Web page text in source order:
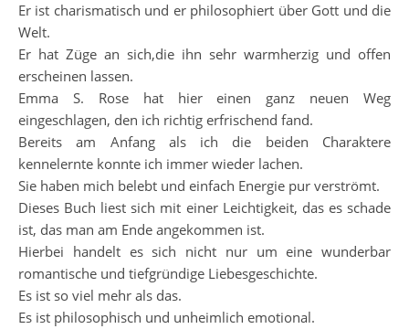
Er ist charismatisch und er philosophiert über Gott und die
Welt.
Er hat Züge an sich,die ihn sehr warmherzig und offen
erscheinen lassen.
Emma S. Rose hat hier einen ganz neuen Weg
eingeschlagen, den ich richtig erfrischend fand.
Bereits am Anfang als ich die beiden Charaktere
kennelernte konnte ich immer wieder lachen.
Sie haben mich belebt und einfach Energie pur verströmt.
Dieses Buch liest sich mit einer Leichtigkeit, das es schade
ist, das man am Ende angekommen ist.
Hierbei handelt es sich nicht nur um eine wunderbar
romantische und tiefgründige Liebesgeschichte.
Es ist so viel mehr als das.
Es ist philosophisch und unheimlich emotional.